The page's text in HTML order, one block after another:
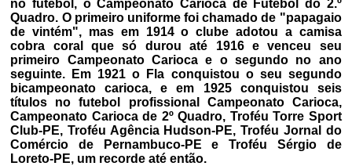
no futebol, o Campeonato Carioca de Futebol do 2.º
Quadro. O primeiro uniforme foi chamado de "papagaio
de vintém", mas em 1914 o clube adotou a camisa
cobra coral que só durou até 1916 e venceu seu
primeiro Campeonato Carioca e o segundo no ano
seguinte. Em 1921 o Fla conquistou o seu segundo
bicampeonato carioca, e em 1925 conquistou seis
títulos no futebol profissional Campeonato Carioca,
Campeonato Carioca de 2º Quadro, Troféu Torre Sport
Club-PE, Troféu Agência Hudson-PE, Troféu Jornal do
Comércio de Pernambuco-PE e Troféu Sérgio de
Loreto-PE, um recorde até então.